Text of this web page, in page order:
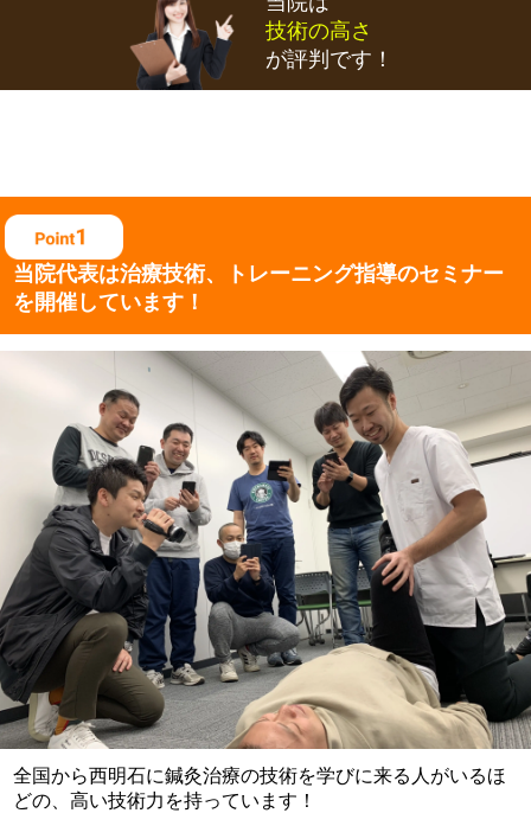
技術の高さ
が評判です！
当院代表は治療技術、 トレーニング指導のセミナー
を開催しています！
全国から西明石に鍼灸治療の技術を学びに来る人がいるほ
どの、高い技術力を持っています！